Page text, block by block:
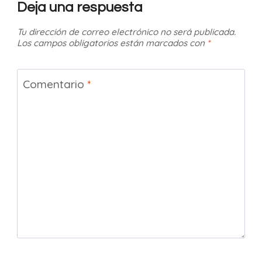
Deja una respuesta
Tu dirección de correo electrónico no será publicada.
Los campos obligatorios están marcados con *
Comentario *